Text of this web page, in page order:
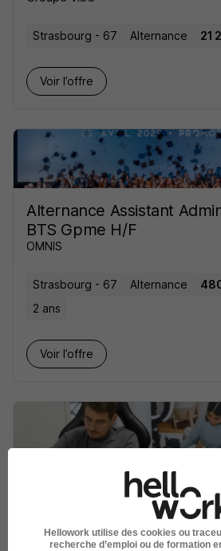
Strasbourg - 67 Alternance 21
Voir l’offre
Alternance Assistant
BTS Gpme H/F
OMNIS
Strasbourg - 67 Alternance
2 ans
Voir l’offre
Assistant Ressources
Alternance H/F
Hellowork utilise des cookies ou
recherche d’emploi ou de formation